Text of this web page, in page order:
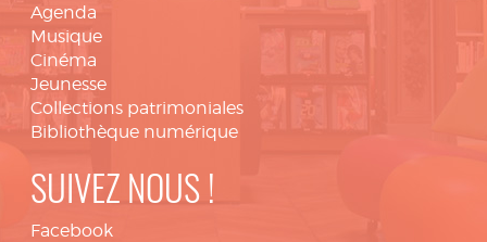
Agenda
Musique
Cinéma
Jeunesse
Collections patrimoniales
Bibliothèque numérique
SUIVEZ NOUS !
Facebook